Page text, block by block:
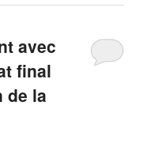
avec
final
de la